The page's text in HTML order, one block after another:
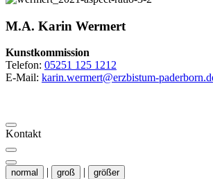
M.A. Karin Wermert
Kunstkommission
Telefon: 05251 125 1212
E-Mail: karin.wermert@erzbistum-
Kontakt
normal | groß | größer